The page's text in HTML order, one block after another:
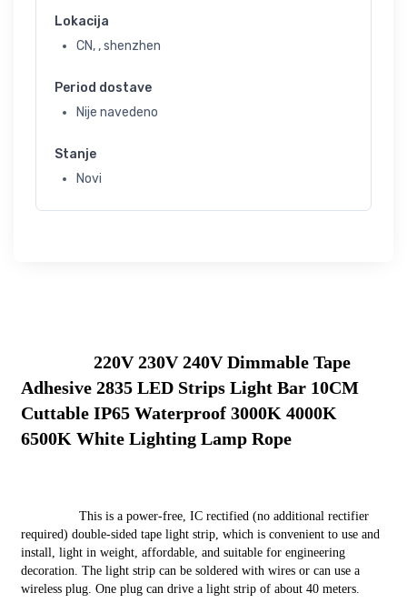
Lokacija
CN, , shenzhen
Period dostave
Nije navedeno
Stanje
Novi